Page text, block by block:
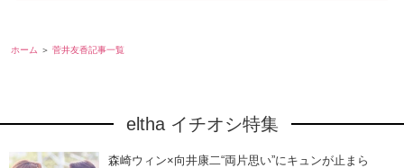
ホーム 菅井友香記事一覧
eltha イチオシ特集
森崎ウィン×向井康二“両片思い”にキュンが止まら